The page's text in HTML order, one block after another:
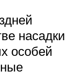
насадки
особей